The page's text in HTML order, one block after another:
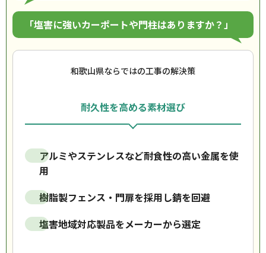
「塩害に強いカーポートや門柱はありますか？」
和歌山県ならではの工事の解決策
耐久性を高める素材選び
アルミやステンレスなど耐食性の高い金属を使
用
樹脂製フェンス・門扉を採用し錆を回避
塩害地域対応製品をメーカーから選定